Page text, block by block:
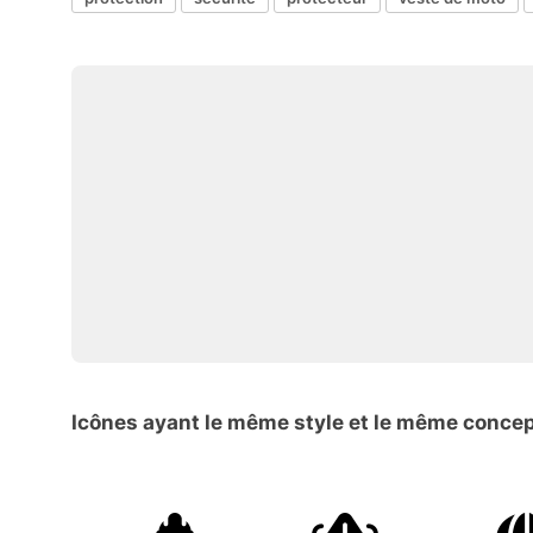
Icônes ayant le même style et le même